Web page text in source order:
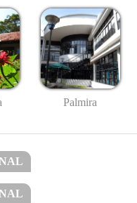
Palmira